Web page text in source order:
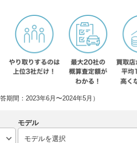
間：2023年6月〜2024年5月）
モデル